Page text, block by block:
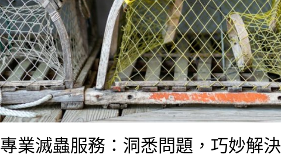
專業滅蟲服務：洞悉問題，巧妙解決